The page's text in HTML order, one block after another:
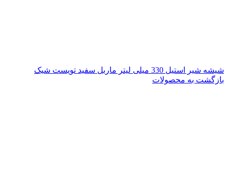
شیشه شیر استیل 330 میلی لیتر ماربل سفید تویست شیک
بازگشت به محصولات